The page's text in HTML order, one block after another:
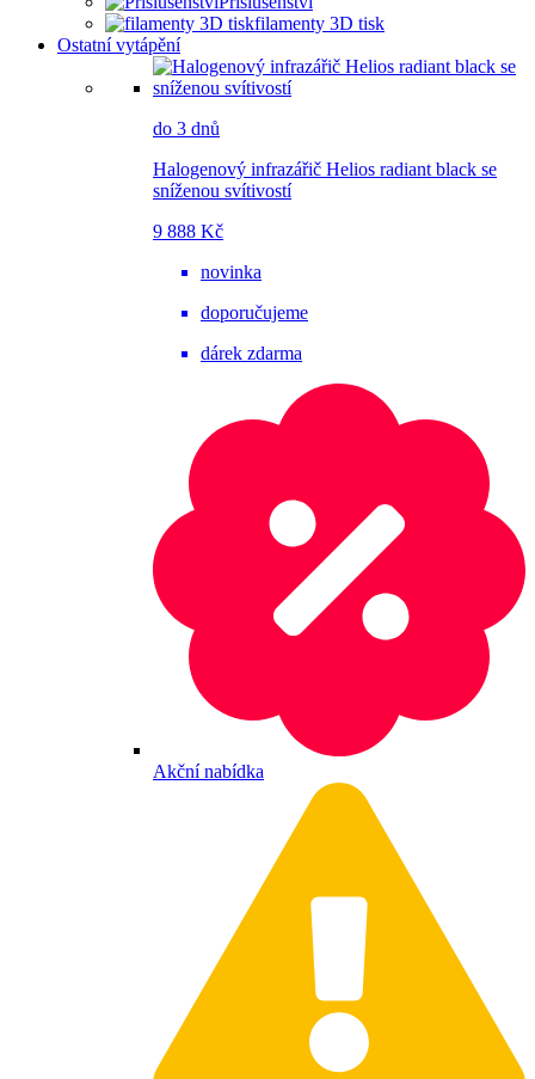
filamenty 3D tisk
Ostatní vytápění
do 3 dnů
Halogenový infrazářič Helios radiant black se
sníženou svítivostí
9 888 Kč
novinka
doporučujeme
dárek zdarma
Akční nabídka